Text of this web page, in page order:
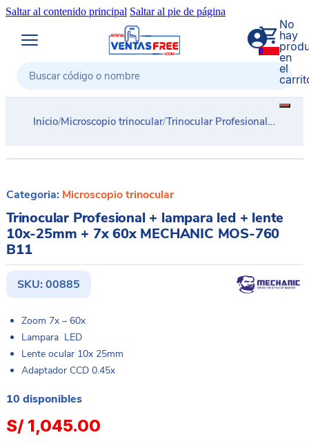
Saltar al contenido principal Saltar al pie de página
Buscar
0
No
hay
en
el
Inicio/Microscopio trinocular/Trinocular Profesional + lampara led + lente 10x-25mm + 7x 60x MECHANIC MOS-760 B11
Categoria: Microscopio trinocular
Trinocular Profesional + lampara led + lente
10x-25mm + 7x 60x MECHANIC MOS-760
B11
SKU: 00885
Zoom 7x – 60x
Lampara LED
Lente ocular 10x 25mm
Adaptador CCD 0.45x
10 disponibles
S/ 1,045.00